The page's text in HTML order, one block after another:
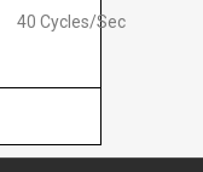
40 Cycles/Sec